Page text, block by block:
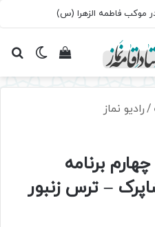
موکب فاطمه الزهرا (س)
تغییرمشاهده
/رادیو نماز
برنامه
– ترس زنبور